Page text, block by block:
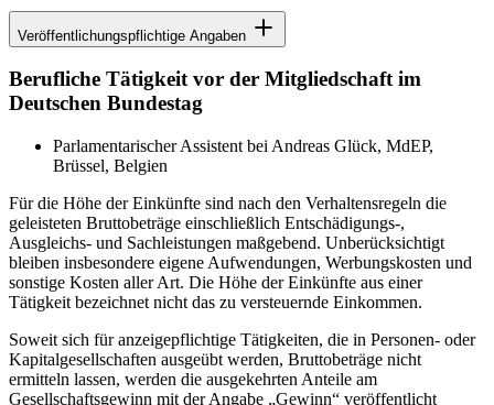
Veröffentlichungspflichtige Angaben
Berufliche Tätigkeit vor der Mitgliedschaft im
Deutschen Bundestag
Parlamentarischer Assistent bei Andreas Glück, MdEP,
Brüssel, Belgien
Für die Höhe der Einkünfte sind nach den Verhaltensregeln die
geleisteten Bruttobeträge einschließlich Entschädigungs-,
Ausgleichs- und Sachleistungen maßgebend. Unberücksichtigt
bleiben insbesondere eigene Aufwendungen, Werbungskosten und
sonstige Kosten aller Art. Die Höhe der Einkünfte aus einer
Tätigkeit bezeichnet nicht das zu versteuernde Einkommen.
Soweit sich für anzeigepflichtige Tätigkeiten, die in Personen- oder
Kapitalgesellschaften ausgeübt werden, Bruttobeträge nicht
ermitteln lassen, werden die ausgekehrten Anteile am
Gesellschaftsgewinn mit der Angabe „Gewinn“ veröffentlicht